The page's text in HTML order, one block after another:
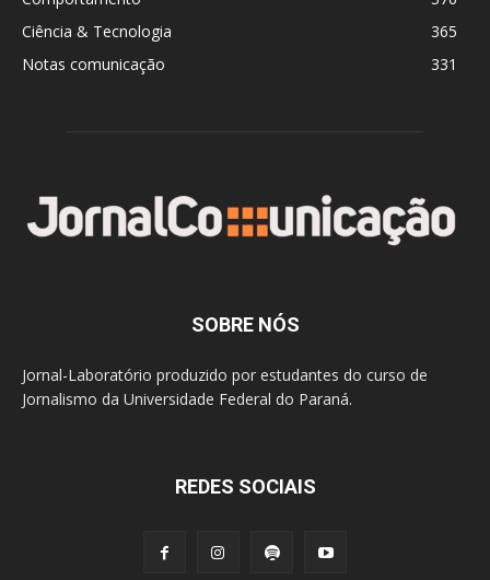
Ciência & Tecnologia
365
Notas comunicação
331
SOBRE NÓS
Jornal-Laboratório produzido por estudantes do curso de
Jornalismo da Universidade Federal do Paraná.
REDES SOCIAIS